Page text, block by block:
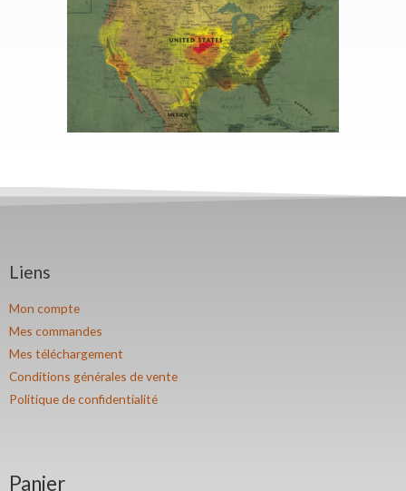
Liens
Mon compte
Mes commandes
Mes téléchargement
Conditions générales de vente
Politique de confidentialité
Panier